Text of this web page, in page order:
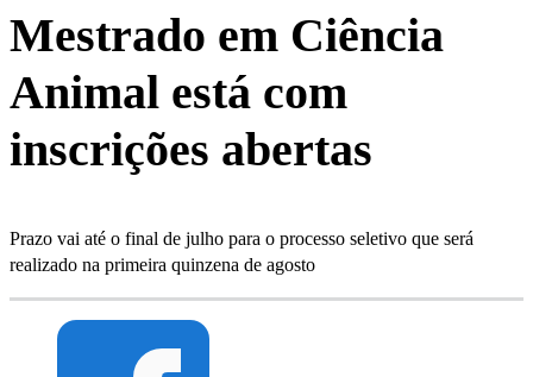
Mestrado em Ciência
Animal está com
inscrições abertas
Prazo vai até o final de julho para o processo seletivo que será
realizado na primeira quinzena de agosto